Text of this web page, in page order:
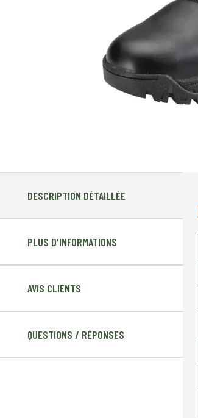
DESCRIPTION DÉTAILLÉE
PLUS D'INFORMATIONS
AVIS CLIENTS
QUESTIONS / RÉPONSES